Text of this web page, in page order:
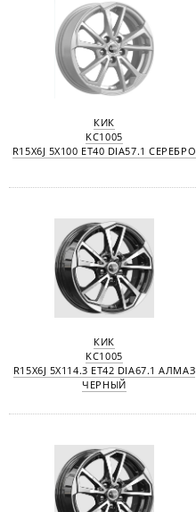
КИК
KC1005
R15X6J 5X100 ET40 DIA57.1 СЕРЕБРО
КИК
KC1005
R15X6J 5X114.3 ET42 DIA67.1 АЛМАЗ
ЧЕРНЫЙ